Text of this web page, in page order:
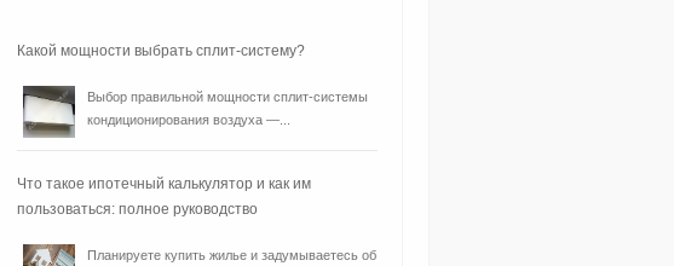
Какой мощности выбрать сплит-систему?
Выбор правильной мощности сплит-системы
кондиционирования воздуха —...
Что такое ипотечный калькулятор и как им
пользоваться: полное руководство
Планируете купить жилье и задумываетесь об